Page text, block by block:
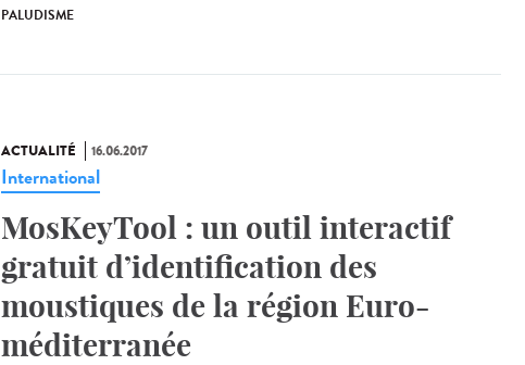
PALUDISME
ACTUALITÉ 16.06.2017
International
MosKeyTool : un outil interactif
gratuit d’identification des
moustiques de la région Euro-
méditerranée